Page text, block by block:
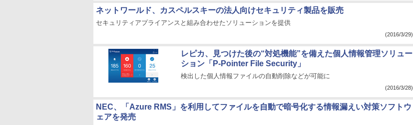
ネットワールド、カスペルスキーの法人向けセキュリティ製品を販売
セキュリティアプライアンスと組み合わせたソリューションを提供
(2016/3/29)
レピカ、見つけた後の“対処機能”を備えた個人情報管理ソリュー
ション「P-Pointer File Security」
検出した個人情報ファイルの自動削除などが可能に
(2016/3/28)
NEC、「Azure RMS」を利用してファイルを自動で暗号化する情報漏えい対策ソフトウ
ェアを発売